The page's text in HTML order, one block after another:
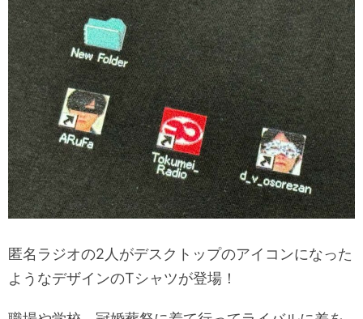
匿名ラジオの2人がデスクトップのアイコンになった
ようなデザインのTシャツが登場！